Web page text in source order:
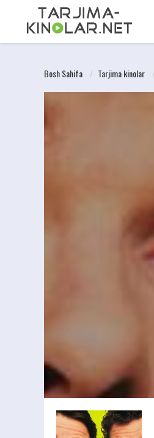
Bosh Sahifa Tarjima kinolar